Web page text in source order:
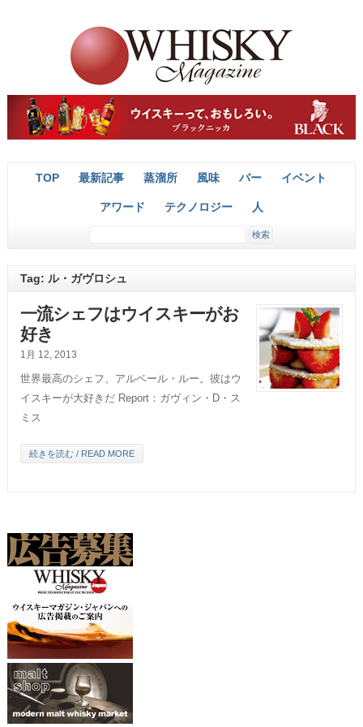
TOP 最新記事 蒸溜所 風味 バー イベント
アワード テクノロジー 人
Tag: ル・ガヴロシュ
一流シェフはウイスキーがお
好き
1月 12, 2013
世界最高のシェフ、アルベール・ルー。彼はウ
イスキーが大好きだ Report：ガヴィン・D・ス
ミス
続きを読む / READ MORE